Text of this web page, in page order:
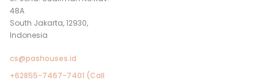
48A
South Jakarta, 12930,
Indonesia
cs@pashouses.id
+62855-7467-7401 (Call